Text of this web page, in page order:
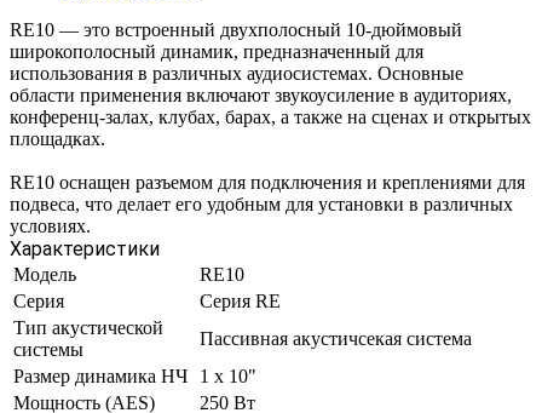
RE10 — это встроенный двухполосный 10-дюймовый
широкополосный динамик, предназначенный для
использования в различных аудиосистемах. Основные
области применения включают звукоусиление в аудиториях,
конференц-залах, клубах, барах, а также на сценах и открытых
площадках.
RE10 оснащен разъемом для подключения и креплениями для
подвеса, что делает его удобным для установки в различных
условиях.
Характеристики
Модель
RE10
Серия
Серия RE
Тип акустической
системы
Пассивная акустичсекая система
Размер динамика НЧ
1 x 10"
Мощность (AES)
250 Вт